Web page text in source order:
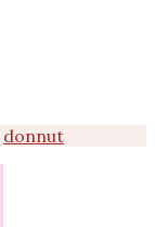
donnut